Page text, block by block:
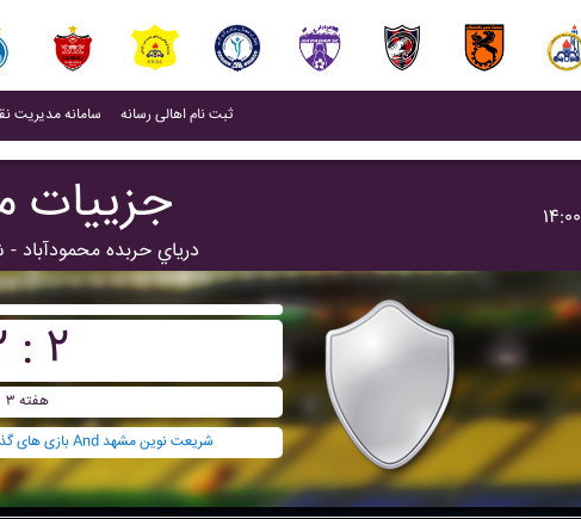
سامانه مدیریت (current)
ثبت نام اهالی رسانه(current)
جزییات
درياي حربده
۱۴:۰۰
۲ :
هفته ۳
بازی های گذشته درياي حربده محمودآباد And شريعت نوين مشهد